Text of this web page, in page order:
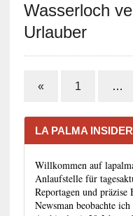
Wasserloch
Urlauber
« 1 …
LA PALMA
Willkommen auf
Anlaufstelle für
Reportagen und
Newsman beobachte